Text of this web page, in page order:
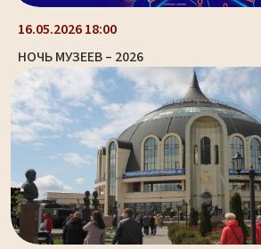
16.05.2026 18:00
НОЧЬ МУЗЕЕВ – 2026